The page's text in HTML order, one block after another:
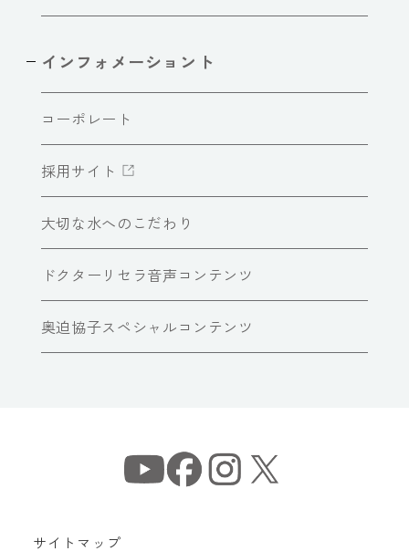
インフォメーショント
コーポレート
採用サイト
大切な水へのこだわり
ドクターリセラ音声コンテンツ
奥迫協子スペシャルコンテンツ
サイトマップ